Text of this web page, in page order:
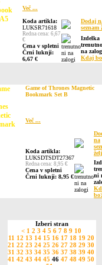
Več ...
Koda artikla:
LUKSR71618
Redna cena: 6,67
€
Cena v spletni
Črni luknji:
6,67 €
Dodaj
seznam
Izdelka
na
Kdaj
Game of Thrones Magnetic
Bookmark Set B
Več ...
Koda artikla:
LUKSDTSDT27367
Redna cena: 8,95 €
Cena v spletni
Črni luknji: 8,95 €
na
ni
Izberi stran
< 1 2 3 4 5 6 7 8 9 10
11 12 13 14 15 16 17 18 19 20
21 22 23 24 25 26 27 28 29 30
31 32 33 34 35 36 37 38 39 40
41 42 43 44 45 46 47 48 49 50